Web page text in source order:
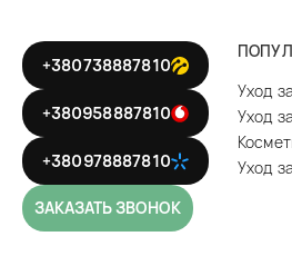
+380738887810
+380958887810
+380978887810
ЗАКАЗАТЬ ЗВОНОК
Уход
Уход
Уход